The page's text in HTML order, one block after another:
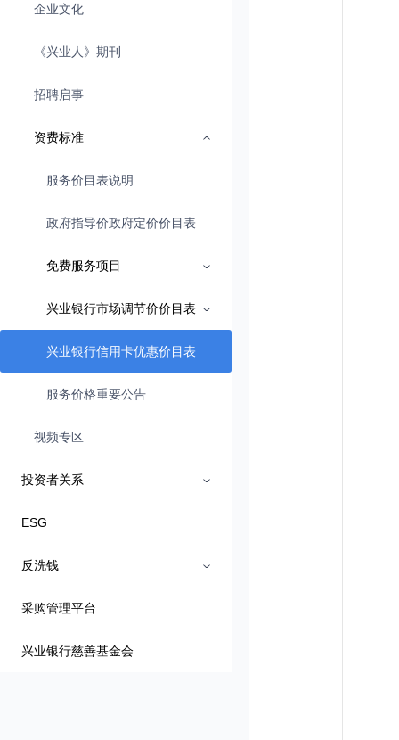
企业文化
《兴业人》期刊
招聘启事
资费标准
服务价目表说明
政府指导价政府定价价目表
免费服务项目
兴业银行市场调节价价目表
兴业银行信用卡优惠价目表
服务价格重要公告
视频专区
投资者关系
ESG
反洗钱
采购管理平台
兴业银行慈善基金会